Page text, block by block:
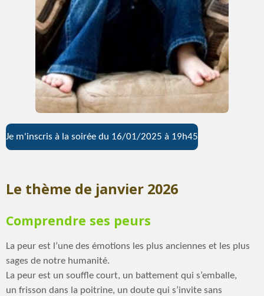
Je m'inscris à la soirée du 16/01/2025 à 19h45
Le thème de janvier 2026
Comprendre ses peurs
La peur est l’une des émotions les plus anciennes et les plus
sages de notre humanité.
La peur est un souffle court, un battement qui s’emballe,
un frisson dans la poitrine, un doute qui s’invite sans